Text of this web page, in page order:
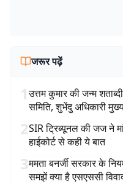
जरूर पढ़ें
1उत्तम कुमार की जन्म
समिति, शुभेंदु अधिकारी
2SIR ट्रिब्यूनल की जज ने
हाईकोर्ट से कही ये बात
3ममता बनर्जी सरकार के
समझें क्या है एसएससी